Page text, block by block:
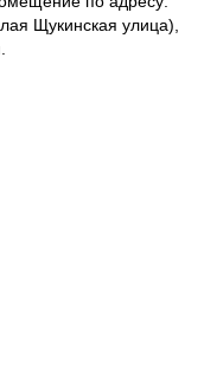
Щукинская улица),